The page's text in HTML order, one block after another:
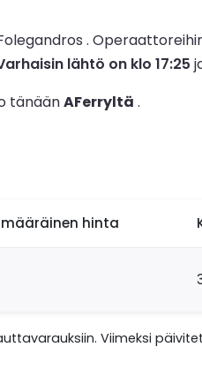
.
lähtö on klo 17:25
tänäänAFerryltä .
hinta
Viimeksi